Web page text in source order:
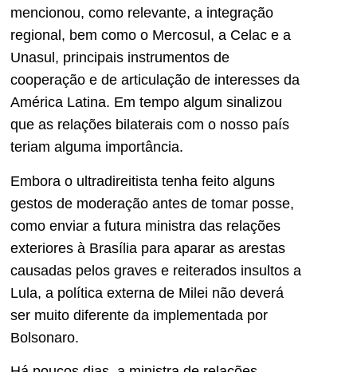
mencionou, como relevante, a integração
regional, bem como o Mercosul, a Celac e a
Unasul, principais instrumentos de
cooperação e de articulação de interesses da
América Latina. Em tempo algum sinalizou
que as relações bilaterais com o nosso país
teriam alguma importância.
Embora o ultradireitista tenha feito alguns
gestos de moderação antes de tomar posse,
como enviar a futura ministra das relações
exteriores à Brasília para aparar as arestas
causadas pelos graves e reiterados insultos a
Lula, a política externa de Milei não deverá
ser muito diferente da implementada por
Bolsonaro.